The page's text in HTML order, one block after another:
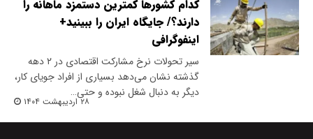
کدام کشورها کمترین دستمزد ماهانه را
دارند؟/ جایگاه ایران را ببینید+
اینفوگرافی
سیر تحولات نرخ مشارکت اقتصادی در ۲ دهه
گذشته نشان می‌دهد بسیاری از افراد جویای کار،
دیگر به دنبال شغل نبوده و حتی…
۲۸ اردیبهشت ۱۴۰۴